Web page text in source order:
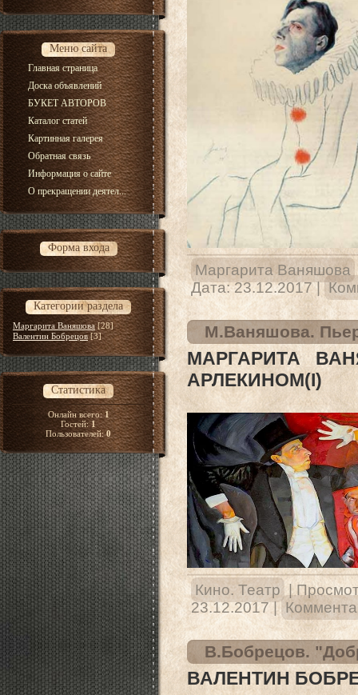
Меню сайта
Главная страница
Доска объявлений
БУКЕТ АВТОРОВ
Каталог статей
Картинная галерея
Обратная связь
Информация о сайте
О прекращении деятел...
Форма входа
Категории раздела
Маргарита Ваняшова [28]
Валентин Бобрецов [3]
Статистика
Онлайн всего:1
Гостей:1
Пользователей:0
Маргарита Ваняшова
Дата: 23.12.2017 |
М.Ваняшова.
МАРГАРИТА
АРЛЕКИНОМ(I)
Кино. Театр |
23.12.2017 |
В.Бобрецов.
ВАЛЕНТИН